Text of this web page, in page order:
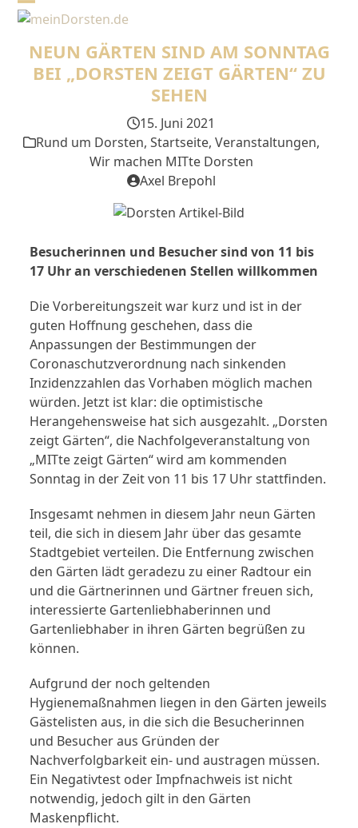
Skip
content
Open
mobile
menu
Close
mobile
menu
NEUN GÄRTEN SIND AM SONNTAG
BEI „DORSTEN ZEIGT GÄRTEN“ ZU
SEHEN
15. Juni 2021
Rund um Dorsten, Startseite, Veranstaltungen,
Wir machen MITte Dorsten
Axel Brepohl
Besucherinnen und Besucher sind von 11 bis
17 Uhr an verschiedenen Stellen willkommen
Die Vorbereitungszeit war kurz und ist in der
guten Hoffnung geschehen, dass die
Anpassungen der Bestimmungen der
Coronaschutzverordnung nach sinkenden
Inzidenzzahlen das Vorhaben möglich machen
würden. Jetzt ist klar: die optimistische
Herangehensweise hat sich ausgezahlt. „Dorsten
zeigt Gärten“, die Nachfolgeveranstaltung von
„MITte zeigt Gärten“ wird am kommenden
Sonntag in der Zeit von 11 bis 17 Uhr stattfinden.
Insgesamt nehmen in diesem Jahr neun Gärten
teil, die sich in diesem Jahr über das gesamte
Stadtgebiet verteilen. Die Entfernung zwischen
den Gärten lädt geradezu zu einer Radtour ein
und die Gärtnerinnen und Gärtner freuen sich,
interessierte Gartenliebhaberinnen und
Gartenliebhaber in ihren Gärten begrüßen zu
können.
Aufgrund der noch geltenden
Hygienemaßnahmen liegen in den Gärten jeweils
Gästelisten aus, in die sich die Besucherinnen
und Besucher aus Gründen der
Nachverfolgbarkeit ein- und austragen müssen.
Ein Negativtest oder Impfnachweis ist nicht
notwendig, jedoch gilt in den Gärten
Maskenpflicht.